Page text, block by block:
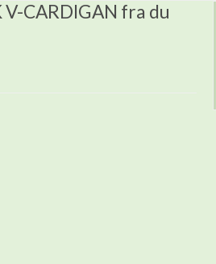
V-CARDIGAN fra du